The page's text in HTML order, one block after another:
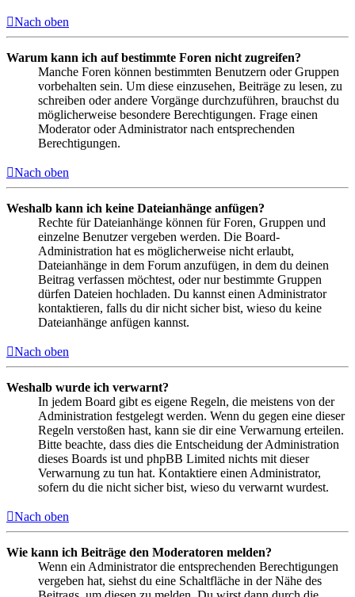
Nach oben
Warum kann ich auf bestimmte Foren nicht zugreifen?
Manche Foren können bestimmten Benutzern oder Gruppen
vorbehalten sein. Um diese einzusehen, Beiträge zu lesen, zu
schreiben oder andere Vorgänge durchzuführen, brauchst du
möglicherweise besondere Berechtigungen. Frage einen
Moderator oder Administrator nach entsprechenden
Berechtigungen.
Nach oben
Weshalb kann ich keine Dateianhänge anfügen?
Rechte für Dateianhänge können für Foren, Gruppen und
einzelne Benutzer vergeben werden. Die Board-
Administration hat es möglicherweise nicht erlaubt,
Dateianhänge in dem Forum anzufügen, in dem du deinen
Beitrag verfassen möchtest, oder nur bestimmte Gruppen
dürfen Dateien hochladen. Du kannst einen Administrator
kontaktieren, falls du dir nicht sicher bist, wieso du keine
Dateianhänge anfügen kannst.
Nach oben
Weshalb wurde ich verwarnt?
In jedem Board gibt es eigene Regeln, die meistens von der
Administration festgelegt werden. Wenn du gegen eine dieser
Regeln verstoßen hast, kann sie dir eine Verwarnung erteilen.
Bitte beachte, dass dies die Entscheidung der Administration
dieses Boards ist und phpBB Limited nichts mit dieser
Verwarnung zu tun hat. Kontaktiere einen Administrator,
sofern du die nicht sicher bist, wieso du verwarnt wurdest.
Nach oben
Wie kann ich Beiträge den Moderatoren melden?
Wenn ein Administrator die entsprechenden Berechtigungen
vergeben hat, siehst du eine Schaltfläche in der Nähe des